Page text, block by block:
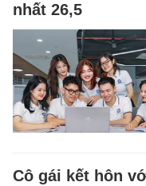
nhất 26,5
Cô gái kết hôn